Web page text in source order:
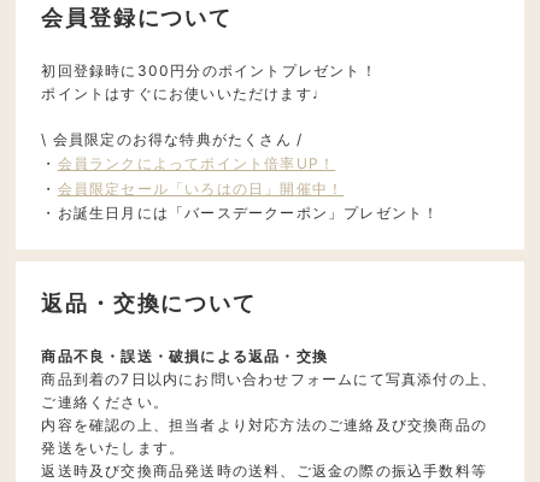
会員登録について
初回登録時に300円分のポイントプレゼント！
ポイントはすぐにお使いいただけます♩
\ 会員限定のお得な特典がたくさん /
・ 会員ランクによってポイント倍率UP！
・ 会員限定セール「いろはの日」開催中！
・お誕生日月には「バースデークーポン」プレゼント！
返品・交換について
商品不良・誤送・破損による返品・交換
商品到着の7日以内にお問い合わせフォームにて写真添付の上、
ご連絡ください。
内容を確認の上、担当者より対応方法のご連絡及び交換商品の
発送をいたします。
返送時及び交換商品発送時の送料、ご返金の際の振込手数料等